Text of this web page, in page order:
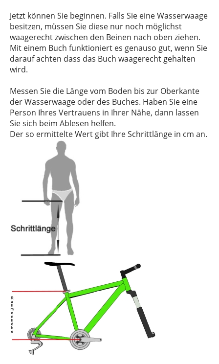
Jetzt können Sie beginnen. Falls Sie eine Wasserwaage
besitzen, müssen Sie diese nur noch möglichst
waagerecht zwischen den Beinen nach oben ziehen.
Mit einem Buch funktioniert es genauso gut, wenn Sie
darauf achten dass das Buch waagerecht gehalten
wird.
Messen Sie die Länge vom Boden bis zur Oberkante
der Wasserwaage oder des Buches. Haben Sie eine
Person Ihres Vertrauens in Ihrer Nähe, dann lassen
Sie sich beim Ablesen helfen.
Der so ermittelte Wert gibt Ihre Schrittlänge in cm an.